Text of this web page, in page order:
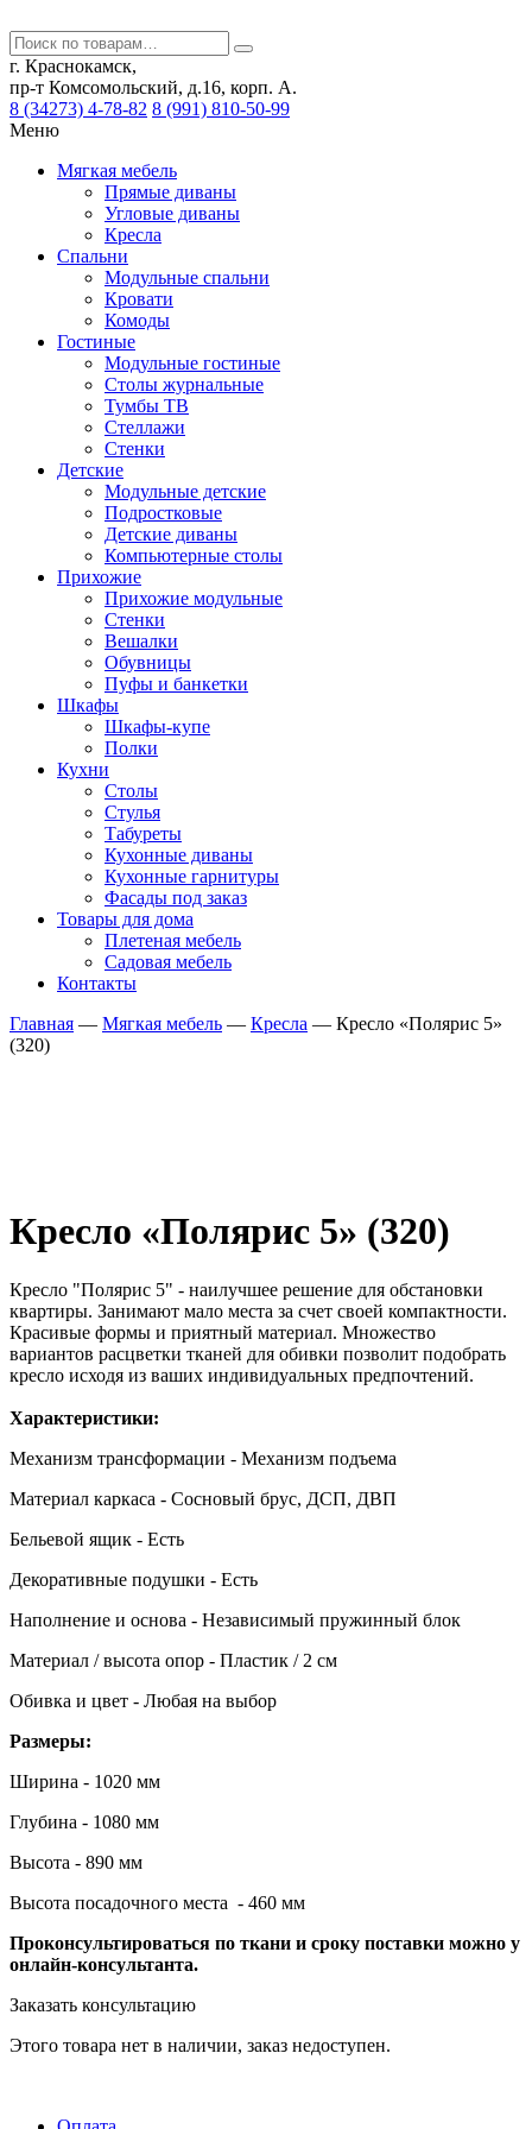
г. Краснокамск,
пр-т Комсомольский, д.16, корп. А.
8 (34273) 4-78-82 8 (991) 810-50-99
Меню
Мягкая мебель
Прямые диваны
Угловые диваны
Кресла
Спальни
Модульные спальни
Кровати
Комоды
Гостиные
Модульные гостиные
Столы журнальные
Тумбы ТВ
Стеллажи
Стенки
Детские
Модульные детские
Подростковые
Детские диваны
Компьютерные столы
Прихожие
Прихожие модульные
Стенки
Вешалки
Обувницы
Пуфы и банкетки
Шкафы
Шкафы-купе
Полки
Кухни
Столы
Стулья
Табуреты
Кухонные диваны
Кухонные гарнитуры
Фасады под заказ
Товары для дома
Плетеная мебель
Садовая мебель
Контакты
Главная — Мягкая мебель — Кресла — Кресло «Полярис 5»
(320)
Кресло «Полярис 5» (320)
Кресло "Полярис 5" - наилучшее решение для обстановки
квартиры. Занимают мало места за счет своей компактности.
Красивые формы и приятный материал. Множество
вариантов расцветки тканей для обивки позволит подобрать
кресло исходя из ваших индивидуальных предпочтений.
Характеристики:
Механизм трансформации - Механизм подъема
Материал каркаса - Сосновый брус, ДСП, ДВП
Бельевой ящик - Есть
Декоративные подушки - Есть
Наполнение и основа - Независимый пружинный блок
Материал / высота опор - Пластик / 2 см
Обивка и цвет - Любая на выбор
Размеры:
Ширина - 1020 мм
Глубина - 1080 мм
Высота - 890 мм
Высота посадочного места - 460 мм
Проконсультироваться по ткани и сроку поставки можно у
онлайн-консультанта.
Заказать консультацию
Этого товара нет в наличии, заказ недоступен.